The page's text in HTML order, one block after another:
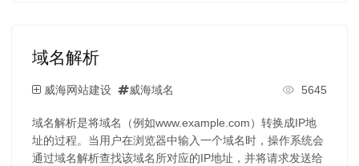
域名解析
威海网站建设 威海域名 5645
域名解析是将域名（例如www.example.com）转换成IP地
址的过程。当用户在浏览器中输入一个域名时，操作系统会
通过域名解析查找该域名所对应的IP地址，并将请求发送给